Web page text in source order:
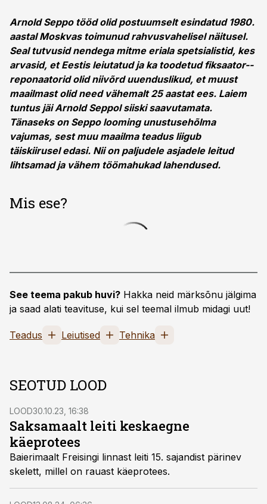
Arnold Seppo tööd olid postuumselt esindatud 1980.
aastal Moskvas ­toimunud rahvusvahelisel näitusel.
Seal tutvusid nendega mitme eriala spetsialistid, kes
arvasid, et Eestis ­leiutatud ja ka toodetud fiksaator-­
reponaatorid olid niivõrd uuenduslikud, et muust
maailmast olid need vähemalt 25 aastat ees. Laiem
tuntus jäi Arnold Seppol siiski saavutamata.
Tänaseks on Seppo looming unus­tusehõlma
vajumas, sest muu maa­ilma teadus liigub
täiskiirusel ­edasi. Nii on paljudele asjadele leitud
lihtsamad ja vähem töö­mahukad lahendused.
Mis ese?
See teema pakub huvi? Hakka neid märksõnu jälgima
ja saad alati teavituse, kui sel teemal ilmub midagi uut!
Teadus Leiutised Tehnika
SEOTUD LOOD
LOOD30.10.23, 16:38
Saksamaalt leiti keskaegne
käeprotees
Baierimaalt Freisingi linnast leiti 15. sajandist pärinev
skelett, millel on rauast käeprotees.